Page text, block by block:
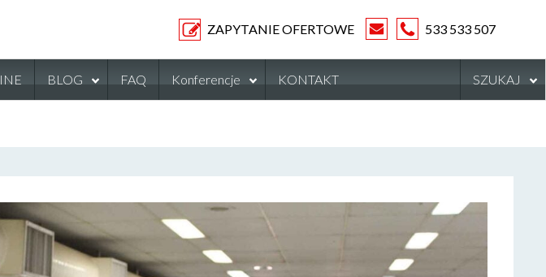
533 533 507
ZAPYTANIE OFERTOWE
BLOG FAQ SZUKAJ
Konferencje KONTAKT